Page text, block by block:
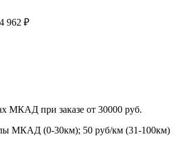
962 ₽
МКАД при заказе от 30000 руб.
МКАД (0-30км); 50 руб/км (31-100км)